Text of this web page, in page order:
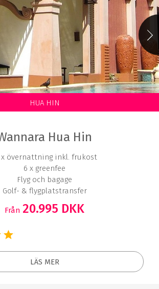
HUA HIN
Hua Hin
x övernattning inkl. frukost
6 x greenfee
Flyg och bagage
Golf- & flygplatstransfer
Från 20.995 DKK
LÄS MER